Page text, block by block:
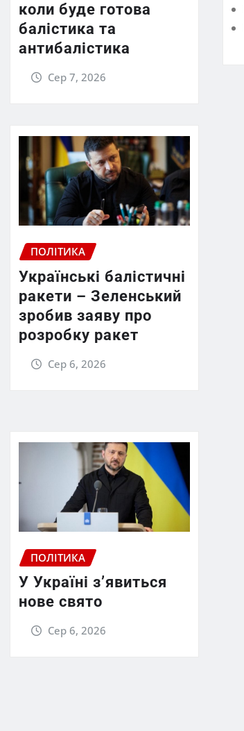
коли буде готова
балістика та
антибалістика
Сер 7, 2026
ПОЛІТИКА
Українські балістичні
ракети – Зеленський
зробив заяву про
розробку ракет
Сер 6, 2026
ПОЛІТИКА
У Україні з’явиться
нове свято
Сер 6, 2026